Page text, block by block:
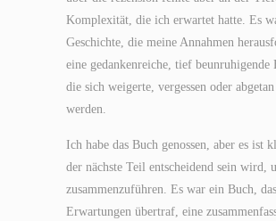
Komplexität, die ich erwartet hatte. Es
Geschichte, die meine Annahmen
eine gedankenreiche, tief beunruhigende
die sich weigerte, vergessen oder
werden.
Ich habe das Buch genossen, aber es ist
der nächste Teil entscheidend sein wird,
zusammenzuführen. Es war ein Buch,
Erwartungen übertraf, eine